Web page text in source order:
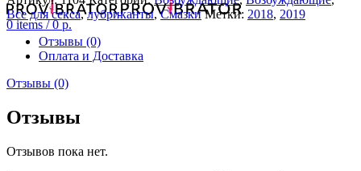
0items / 0р.
Все для секса, лубриканты, Смазки Метки: 2018, 2019
Отзывы (0)
Оплата и Доставка
Отзывы (0)
Отзывы
Отзывов пока нет.